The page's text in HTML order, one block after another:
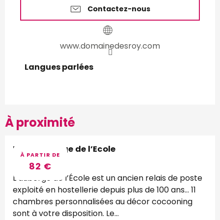
Contactez-nous
www.domainedesroy.com
Langues parlées
Langues parlées
À proximité
À PARTIR DE
82 €
Logis Auberge de l’Ecole
L’auberge de l’École est un ancien relais de poste
exploité en hostellerie depuis plus de 100 ans… 11
chambres personnalisées au décor cocooning
sont à votre disposition. Le...